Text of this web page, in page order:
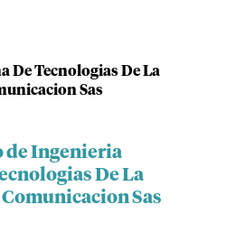
De Tecnologias De La
Sas
de Ingenieria
De La
Sas